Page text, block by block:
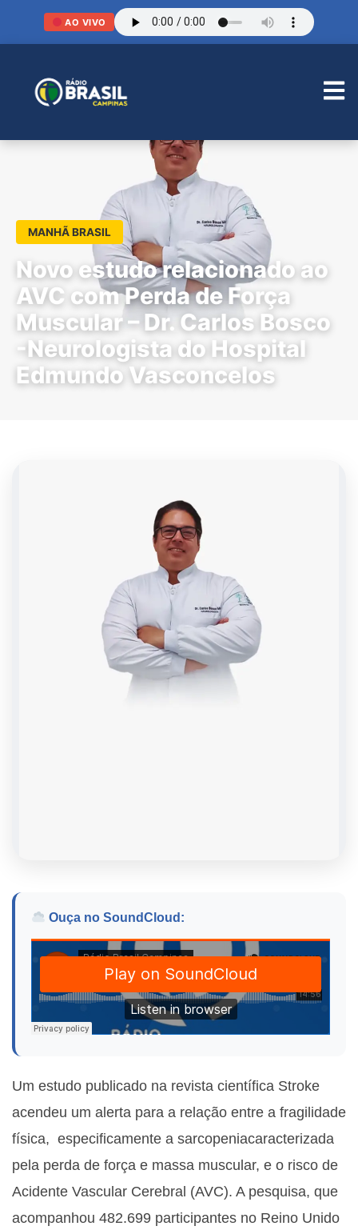
AO VIVO
MANHÃ BRASIL
Novo estudo relacionado ao
AVC com Perda de Força
Muscular – Dr. Carlos Bosco
-Neurologista do Hospital
Edmundo Vasconcelos
Ouça no SoundCloud:
Um estudo publicado na revista científica Stroke
acendeu um alerta para a relação entre a fragilidade
física, especificamente a sarcopeniacaracterizada
pela perda de força e massa muscular, e o risco de
Acidente Vascular Cerebral (AVC). A pesquisa, que
acompanhou 482.699 participantes no Reino Unido